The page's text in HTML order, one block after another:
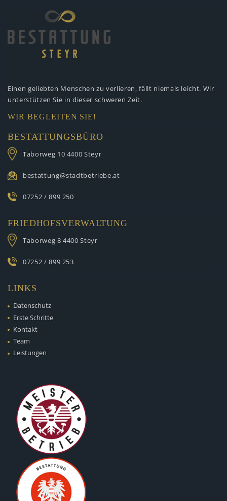
Einen geliebten Menschen zu verlieren, fällt niemals leicht. Wir
unterstützen Sie in dieser schweren Zeit.
WIR BEGLEITEN SIE!
BESTATTUNGSBÜRO
Taborweg 10 4400 Steyr
bestattung@stadtbetriebe.at
07252 / 899 250
FRIEDHOFSVERWALTUNG
Taborweg 8 4400 Steyr
07252 / 899 253
LINKS
Datenschutz
Erste Schritte
Kontakt
Team
Leistungen